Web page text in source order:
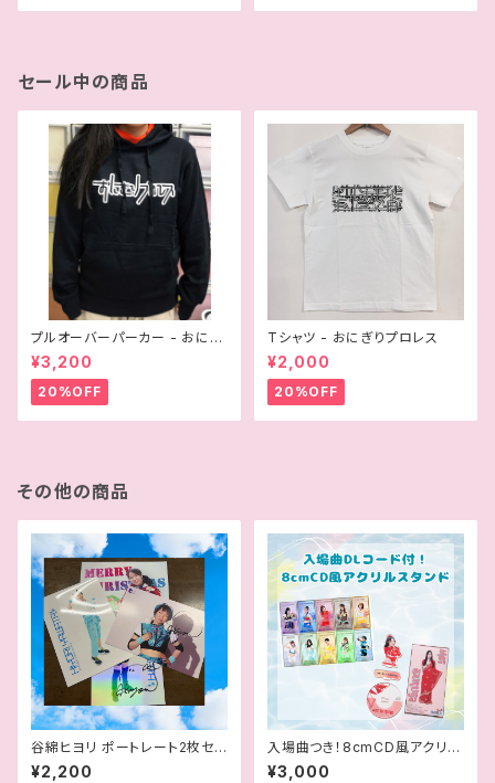
セール中の商品
プルオーバーパーカー - おにぎ
りプロレス
¥3,200
20%OFF
Tシャツ - おにぎりプロレス
¥2,000
20%OFF
その他の商品
谷綿ヒヨリ ポートレート2枚セッ
ト（ステッカー＆会員証付）
¥2,200
入場曲つき！8cmCD風アクリル
スタンド
¥3,000